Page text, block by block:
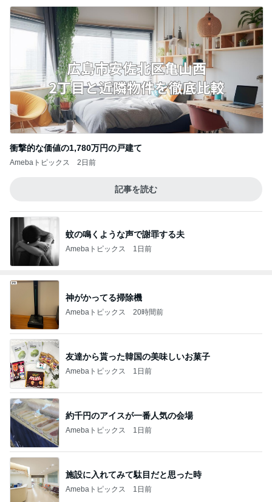
衝撃的な価値の1,780万円の戸建て
Amebaトピックス 2日前
記事を読む
蚊の鳴くような声で謝罪する夫
Amebaトピックス 1日前
神がかってる掃除機
Amebaトピックス 20時間前
友達から貰った韓国の美味しいお菓子
Amebaトピックス 1日前
約千円のアイスが一番人気の会場
Amebaトピックス 1日前
施設に入れてみて駄目だと思った時
Amebaトピックス 1日前